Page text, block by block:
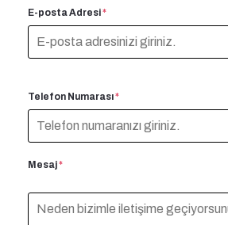
E-posta Adresi*
Telefon Numarası*
Mesaj*